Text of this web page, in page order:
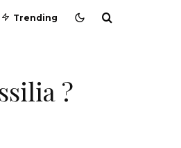
Trending
?